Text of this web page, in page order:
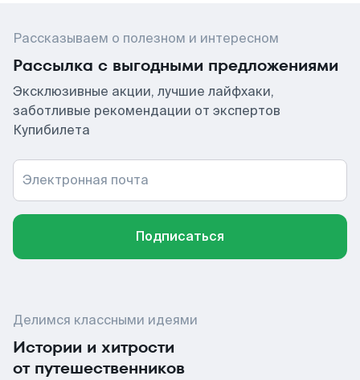
Рассказываем о полезном и интересном
Рассылка с выгодными предложениями
Эксклюзивные акции, лучшие лайфхаки,
заботливые рекомендации от экспертов
Купибилета
Электронная почта
Подписаться
Делимся классными идеями
Истории и хитрости
от путешественников